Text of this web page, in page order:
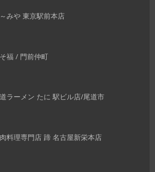
みや 東京駅前本店
福 / 門前仲町
ラーメン たに 駅ビル店/尾道市
料理専門店 蹄 名古屋新栄本店